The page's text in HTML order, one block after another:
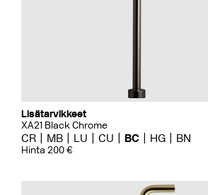
Lisätarvikkeet
XA21 Black Chrome
CR MB LU CU BC HG BN
Hinta 200 €